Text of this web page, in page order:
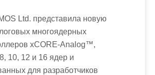
Ltd. представила новую
многоядерных
xCORE-Analog™,
10, 12 и 16 ядер и
для разработчиков